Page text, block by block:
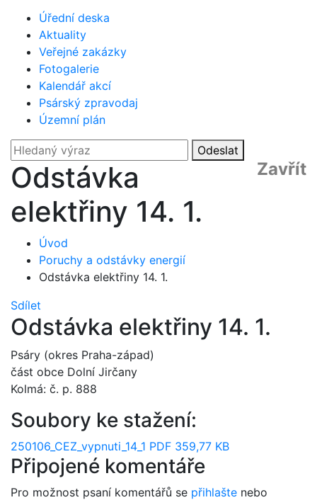
Úřední deska
Aktuality
Veřejné zakázky
Fotogalerie
Kalendář akcí
Psárský zpravodaj
Územní plán
Odeslat
Zavřít
Odstávka
elektřiny 14. 1.
Úvod
Poruchy a odstávky energií
Odstávka elektřiny 14. 1.
Sdílet
Odstávka elektřiny 14. 1.
Psáry (okres Praha-západ)
část obce Dolní Jirčany
Kolmá: č. p. 888
Soubory ke stažení:
250106_CEZ_vypnuti_14_1 PDF 359,77 KB
Připojené komentáře
Pro možnost psaní komentářů se přihlašte nebo